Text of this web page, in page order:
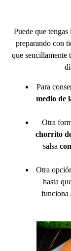
Puede que
preparando con
que sencillamente
Para
medio de
Otra
chorrito
salsa
Otra
hasta
funciona